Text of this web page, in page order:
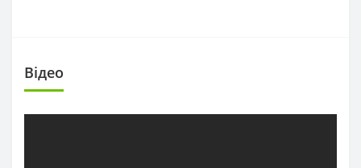
Вiдео